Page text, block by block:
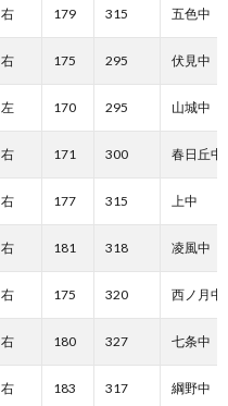
右 179 315 五色中
右 175 295 伏見中
左 170 295 山城中
右 171 300 春日丘中
右 177 315 上中
右 181 318 凌風中
右 175 320 西ノ月中
右 180 327 七条中
右 183 317 綱野中